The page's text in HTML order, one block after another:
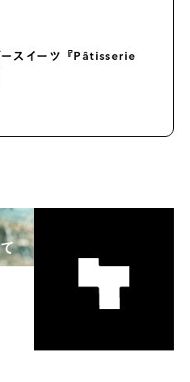
スイーツ『Pâtisserie